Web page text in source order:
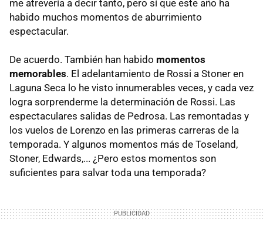
me atrevería a decir tanto, pero sí que este año ha
habido muchos momentos de aburrimiento
espectacular.
De acuerdo. También han habido momentos
memorables. El adelantamiento de Rossi a Stoner en
Laguna Seca lo he visto innumerables veces, y cada vez
logra sorprenderme la determinación de Rossi. Las
espectaculares salidas de Pedrosa. Las remontadas y
los vuelos de Lorenzo en las primeras carreras de la
temporada. Y algunos momentos más de Toseland,
Stoner, Edwards,... ¿Pero estos momentos son
suficientes para salvar toda una temporada?